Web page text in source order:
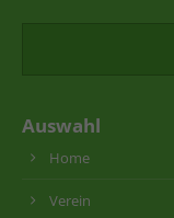
Auswahl
Home
Verein